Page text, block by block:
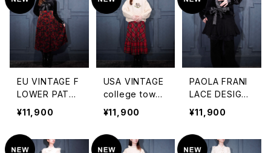
ングスカート
ングラーフリルデ
ザインデニムロ
ングスカート
イスカート
EU VINTAGE F
LOWER PATT
RNED VELOUR
SKIRT/ヨーロッ
パ古着お花柄ベ
ロアスカート
¥11,900
USA VINTAGE
college town
CHECK PATTE
RNED DESIGN
WOOL SKIRT/
アメリカ古着チ
¥11,900
PAOLA FRANI
LACE DESIGN
KNIT MINI SKI
RT MADE IN IT
ALY/パオラフラ
ーニレースデザ
¥11,900